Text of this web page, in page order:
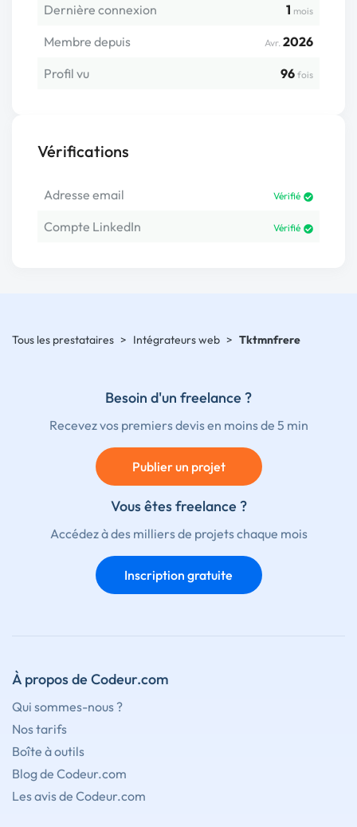
Dernière connexion 1 mois
Membre depuis Avr. 2026
Profil vu
96 fois
Vérifications
Adresse email Vérifié
Compte LinkedIn Vérifié
Tous les prestataires > Intégrateurs web > Tktmnfrere
Besoin d'un freelance ?
Recevez vos premiers devis en moins de 5 min
Publier un projet
Vous êtes freelance ?
Accédez à des milliers de projets chaque mois
Inscription gratuite
À propos de Codeur.com
Qui sommes-nous ?
Nos tarifs
Boîte à outils
Blog de Codeur.com
Les avis de Codeur.com